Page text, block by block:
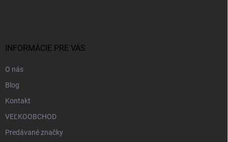
INFORMÁCIE PRE VÁS
O nás
Blog
Kontakt
VEĽKOOBCHOD
Predávané značky